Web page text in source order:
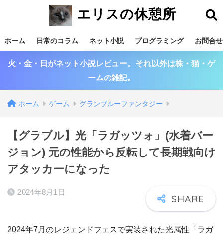
エリスの休憩所
ホーム 日常のコラム ネット小説 プログラミング お問合せ
火・金・日がネット小説レビュー。それ以外は株・猫・ゲ
ームの雑記。
ホーム ゲーム グランブルーファンタジー
【グラブル】光「ラガッツォ」(水着バー
ジョン) 元の性能から反転して長期戦向け
アタッカーになった
2024年8月1日
2024年7月のレジェンドフェスで実装された光属性「ラガ